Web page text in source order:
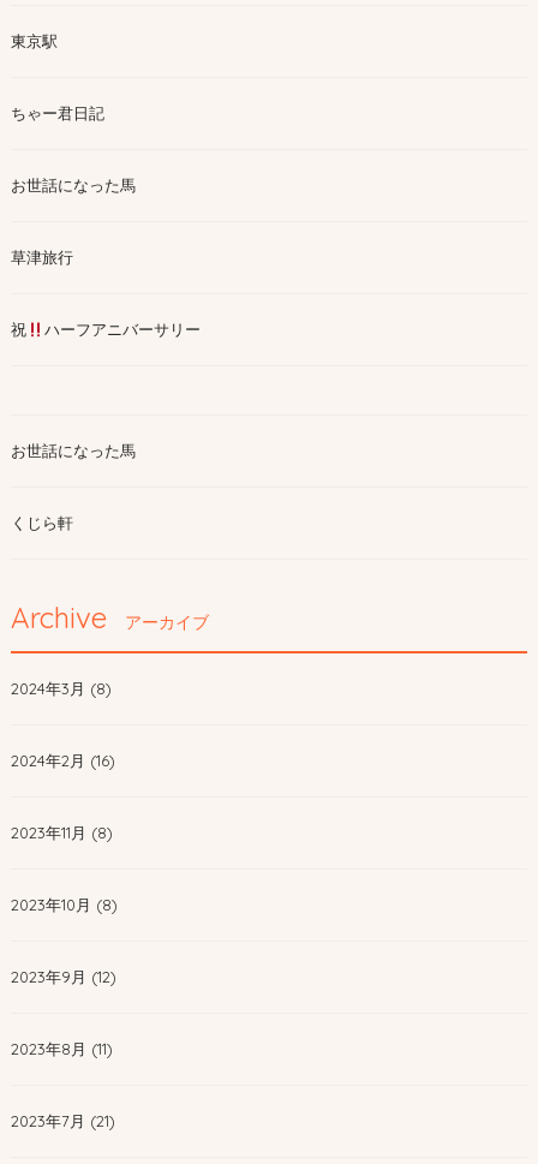
東京駅
ちゃー君日記
お世話になった馬
草津旅行
祝 ハーフアニバーサリー
お世話になった馬
くじら軒
Archive アーカイブ
2024年3月 (8)
2024年2月 (16)
2023年11月 (8)
2023年10月 (8)
2023年9月 (12)
2023年8月 (11)
2023年7月 (21)